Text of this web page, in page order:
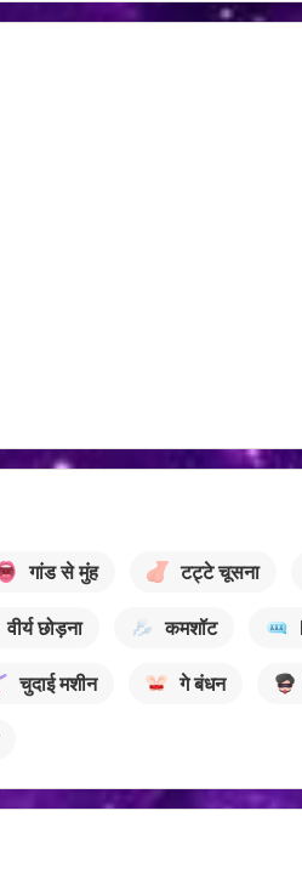
गांड से मुंह टट्टे चूसना
वीर्य छोड़ना कमशॉट
चुदाई मशीन गे बंधन